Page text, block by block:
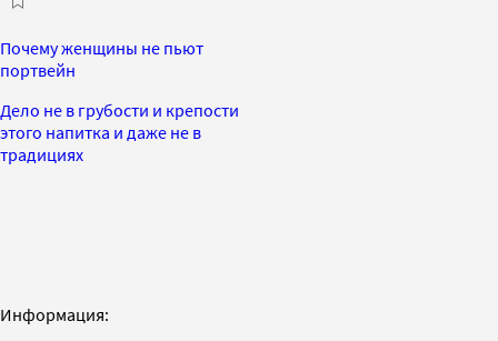
Почему женщины не пьют
портвейн
Дело не в грубости и крепости
этого напитка и даже не в
традициях
Информация: